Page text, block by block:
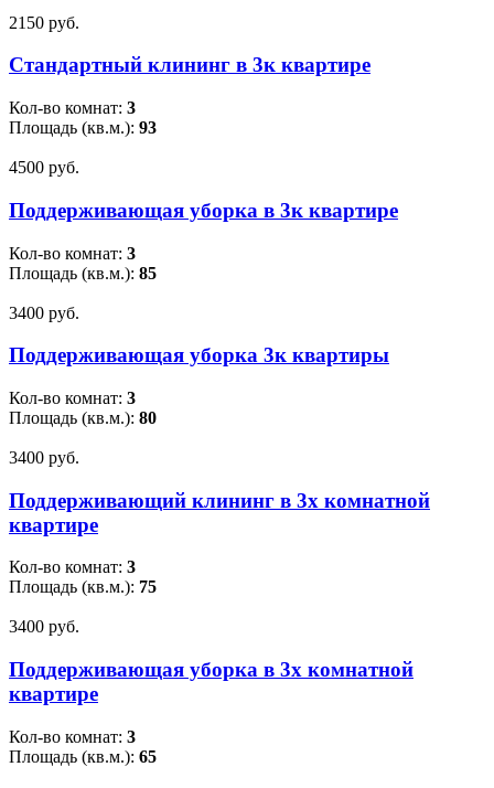
2150 pуб.
Стандартный клининг в 3к квартире
Кол-во комнат: 3
Площадь (кв.м.): 93
4500 pуб.
Поддерживающая уборка в 3к квартире
Кол-во комнат: 3
Площадь (кв.м.): 85
3400 pуб.
Поддерживающая уборка 3к квартиры
Кол-во комнат: 3
Площадь (кв.м.): 80
3400 pуб.
Поддерживающий клининг в 3х комнатной
квартире
Кол-во комнат: 3
Площадь (кв.м.): 75
3400 pуб.
Поддерживающая уборка в 3х комнатной
квартире
Кол-во комнат: 3
Площадь (кв.м.): 65